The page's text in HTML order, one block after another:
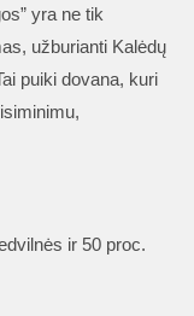
yra ne tik
užburianti Kalėdų
puiki dovana, kuri
ir 50 proc.